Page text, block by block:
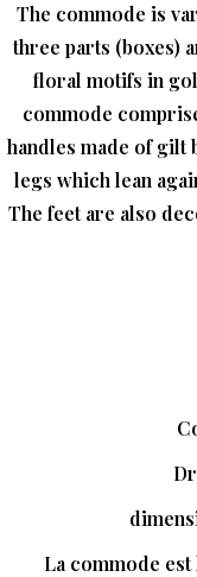
The commode is
three parts (boxes)
floral motifs in
commode
handles made of gilt
legs which lean
The feet are also
La commode